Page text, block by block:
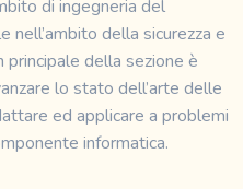
di ingegneria del
della sicurezza e
della sezione è
lo stato dell’arte delle
ed applicare a problemi
informatica.